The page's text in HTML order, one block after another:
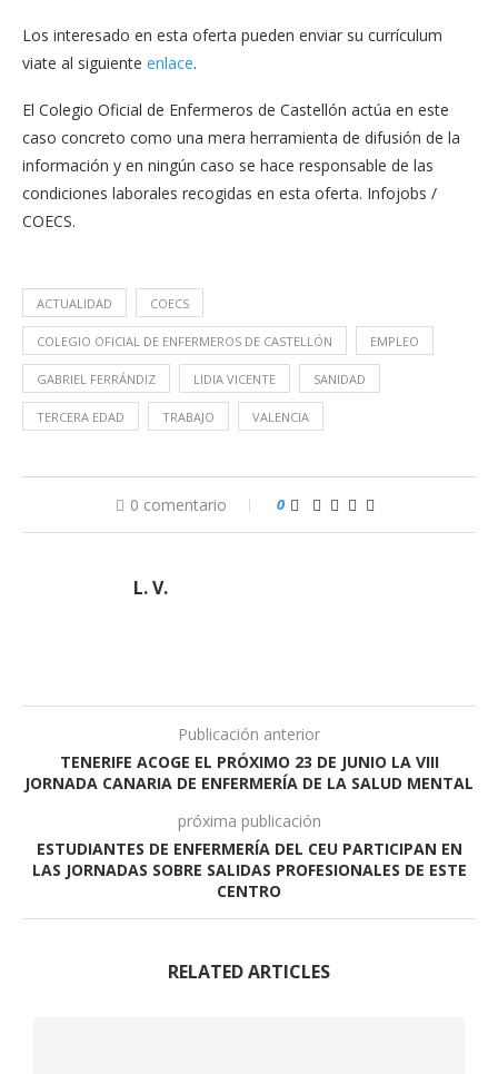
Los interesado en esta oferta pueden enviar su currículum
viate al siguiente enlace.
El Colegio Oficial de Enfermeros de Castellón actúa en este
caso concreto como una mera herramienta de difusión de la
información y en ningún caso se hace responsable de las
condiciones laborales recogidas en esta oferta. Infojobs /
COECS.
ACTUALIDAD COECS
COLEGIO OFICIAL DE ENFERMEROS DE CASTELLÓN EMPLEO
GABRIEL FERRÁNDIZ LIDIA VICENTE SANIDAD
TERCERA EDAD TRABAJO VALENCIA
0 comentario 0
L. V.
Publicación anterior
TENERIFE ACOGE EL PRÓXIMO 23 DE JUNIO LA VIII
JORNADA CANARIA DE ENFERMERÍA DE LA SALUD MENTAL
próxima publicación
ESTUDIANTES DE ENFERMERÍA DEL CEU PARTICIPAN EN
LAS JORNADAS SOBRE SALIDAS PROFESIONALES DE ESTE
CENTRO
RELATED ARTICLES